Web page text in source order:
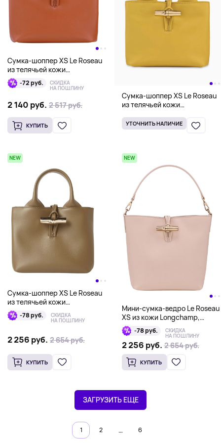
Сумка-шоппер XS Le Roseau
из телячьей кожи
Longchamp, кирпичный
-72 руб. СКИДКА
НА ПОШЛИНУ
2 517 руб.
2 140 руб. 2 517 руб.
КУПИТЬ
Сумка-шоппер XS Le Roseau
из телячьей кожи
УТОЧНИТЬ НАЛИЧИЕ
NEW
Сумка-шоппер XS Le Roseau
из телячьей кожи
Longchamp, оливковый
-78 руб. СКИДКА
НА ПОШЛИНУ
2 654 руб.
2 256 руб. 2 654 руб.
КУПИТЬ
NEW
Мини-сумка-ведро Le Roseau
XS из кожи Longchamp,
розовый-78 руб. СКИДКА
НА ПОШЛИНУ
2 654 руб.
2 256 руб. 2 654 руб.
КУПИТЬ
ЗАГРУЗИТЬ ЕЩЕ
1 2 … 6